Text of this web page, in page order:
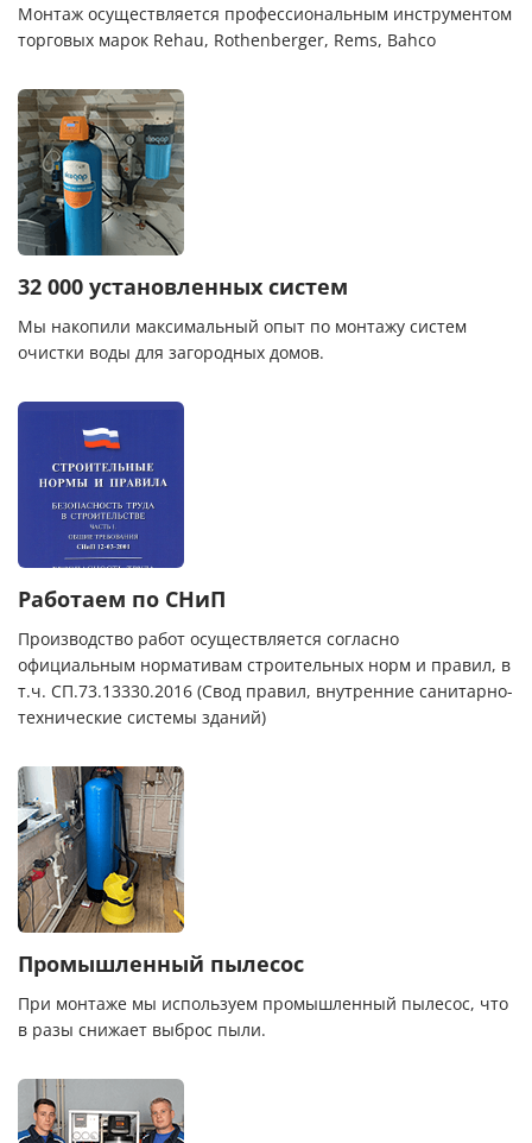
Монтаж осуществляется профессиональным инструментом
торговых марок Rehau, Rothenberger, Rems, Bahco
32 000 установленных систем
Мы накопили максимальный опыт по монтажу систем
очистки воды для загородных домов.
Работаем по СНиП
Производство работ осуществляется согласно
официальным нормативам строительных норм и правил, в
т.ч. СП.73.13330.2016 (Свод правил, внутренние санитарно-
технические системы зданий)
Промышленный пылесос
При монтаже мы используем промышленный пылесос, что
в разы снижает выброс пыли.